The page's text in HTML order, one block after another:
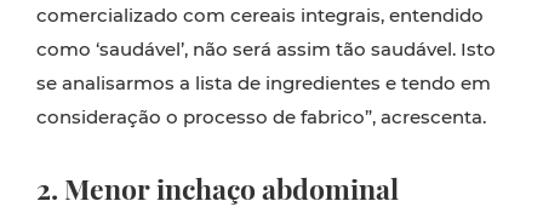
comercializado com cereais integrais, entendido
como ‘saudável’, não será assim tão saudável. Isto
se analisarmos a lista de ingredientes e tendo em
consideração o processo de fabrico”, acrescenta.
2. Menor inchaço abdominal